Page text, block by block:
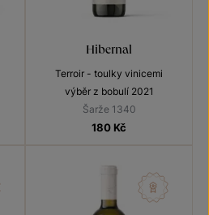
Hibernal
Terroir - toulky vinicemi
výběr z bobulí 2021
Šarže 1340
180 Kč